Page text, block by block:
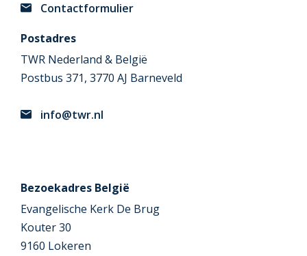
Contactformulier
Postadres
TWR Nederland & België
Postbus 371, 3770 AJ Barneveld
info@twr.nl
Bezoekadres België
Evangelische Kerk De Brug
Kouter 30
9160 Lokeren